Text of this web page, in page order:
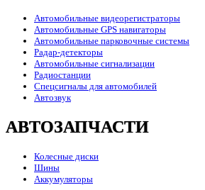
Автомобильные видеорегистраторы
Автомобильные GPS навигаторы
Автомобильные парковочные системы
Радар-детекторы
Автомобильные сигнализации
Радиостанции
Спецсигналы для автомобилей
Автозвук
АВТОЗАПЧАСТИ
Колесные диски
Шины
Аккумуляторы